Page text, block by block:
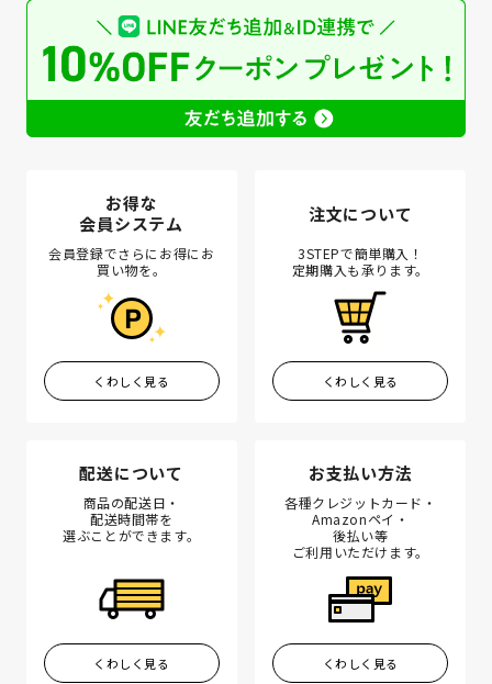
お得な
会員システム
会員登録でさらにお得にお
買い物を。
くわしく見る
注文について
3STEPで簡単購入！
定期購入も承ります。
くわしく見る
配送について
商品の配送日・
配送時間帯を
選ぶことができます。
くわしく見る
お支払い方法
各種クレジットカード・
Amazonペイ・
後払い等
ご利用いただけます。
くわしく見る